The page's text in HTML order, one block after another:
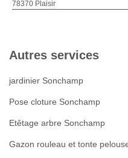
78370 Plaisir
Autres services
jardinier Sonchamp
Pose cloture Sonchamp
Etêtage arbre Sonchamp
Gazon rouleau et tonte